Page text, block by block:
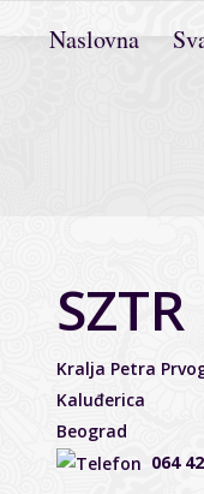
Naslovna
Kralja Petra
Kaluđerica
Beograd
064